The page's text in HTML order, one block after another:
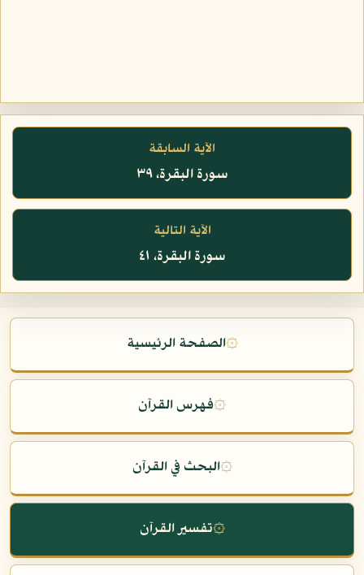
الآية السابقة
سورة البقرة، ٣٩
الآية التالية
سورة البقرة، ٤١
۞الصفحة الرئيسية
۞فهرس القرآن
۞البحث في القرآن
۞تفسير القرآن